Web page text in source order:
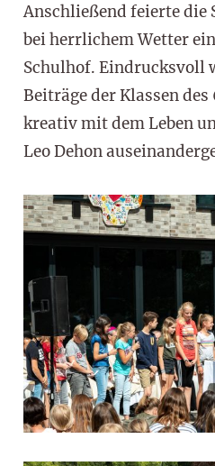
Anschließend feierte die
bei herrlichem Wetter
Schulhof. Eindrucksvoll
Beiträge der Klassen
kreativ mit dem Leben
Leo Dehon